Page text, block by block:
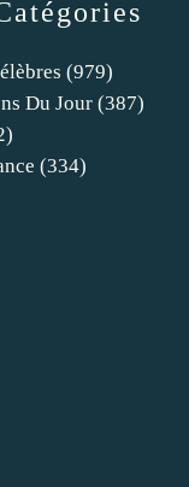
(979)
Du Jour (387)
(334)